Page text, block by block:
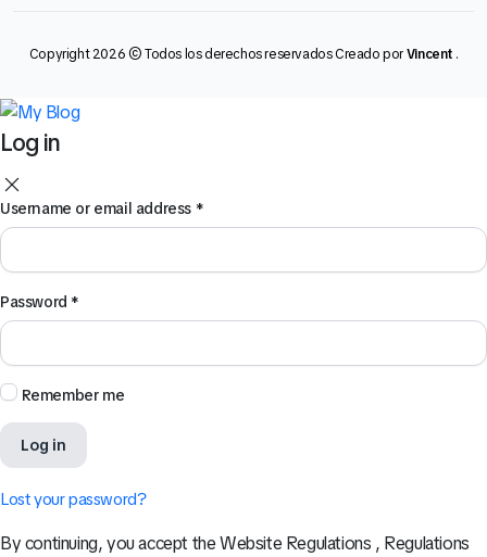
Copyright 2026 © Todos los derechos reservados Creado porVincent.
Log in
Username or email address *
Password *
Remember me
Log in
Lost your password?
By continuing, you accept the Website Regulations , Regulations